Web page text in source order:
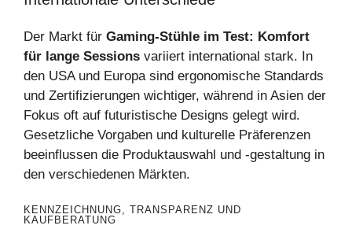
Der Markt für Gaming-Stühle im Test: Komfort
für lange Sessions variiert international stark. In
den USA und Europa sind ergonomische Standards
und Zertifizierungen wichtiger, während in Asien der
Fokus oft auf futuristische Designs gelegt wird.
Gesetzliche Vorgaben und kulturelle Präferenzen
beeinflussen die Produktauswahl und -gestaltung in
den verschiedenen Märkten.
KENNZEICHNUNG, TRANSPARENZ UND
KAUFBERATUNG